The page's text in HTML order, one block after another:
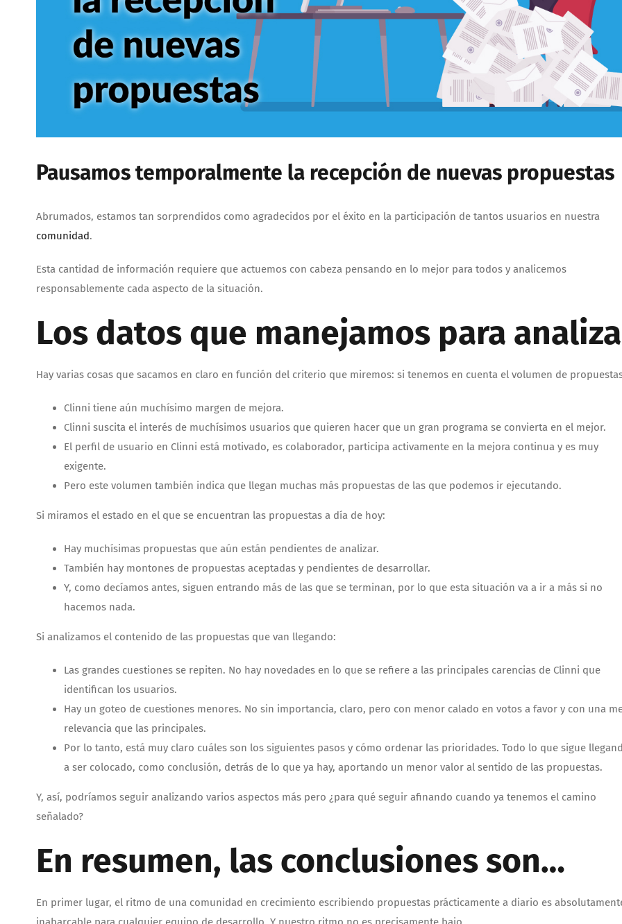
Pausamos temporalmente la recepción de nuevas propuestas
Abrumados, estamos tan sorprendidos como agradecidos por el éxito en la participación de tantos usuarios en nuestra
comunidad.
Esta cantidad de información requiere que actuemos con cabeza pensando en lo mejor para todos y analicemos
responsablemente cada aspecto de la situación.
Los datos que manejamos para
Hay varias cosas que sacamos en claro en función del criterio que miremos: si tenemos en cuenta el volumen de
Clinni tiene aún muchísimo margen de mejora.
Clinni suscita el interés de muchísimos usuarios que quieren hacer que un gran programa se convierta en el mejor.
El perfil de usuario en Clinni está motivado, es colaborador, participa activamente en la mejora continua y es muy
exigente.
Pero este volumen también indica que llegan muchas más propuestas de las que podemos ir ejecutando.
Si miramos el estado en el que se encuentran las propuestas a día de hoy:
Hay muchísimas propuestas que aún están pendientes de analizar.
También hay montones de propuestas aceptadas y pendientes de desarrollar.
Y, como decíamos antes, siguen entrando más de las que se terminan, por lo que esta situación va a ir a más si no
hacemos nada.
Si analizamos el contenido de las propuestas que van llegando:
Las grandes cuestiones se repiten. No hay novedades en lo que se refiere a las principales carencias de Clinni que
identifican los usuarios.
Hay un goteo de cuestiones menores. No sin importancia, claro, pero con menor calado en votos a favor y con una
relevancia que las principales.
Por lo tanto, está muy claro cuáles son los siguientes pasos y cómo ordenar las prioridades. Todo lo que sigue
a ser colocado, como conclusión, detrás de lo que ya hay, aportando un menor valor al sentido de las propuestas.
Y, así, podríamos seguir analizando varios aspectos más pero ¿para qué seguir afinando cuando ya tenemos el camino
señalado?
En resumen, las conclusiones son…
En primer lugar, el ritmo de una comunidad en crecimiento escribiendo propuestas prácticamente a diario es